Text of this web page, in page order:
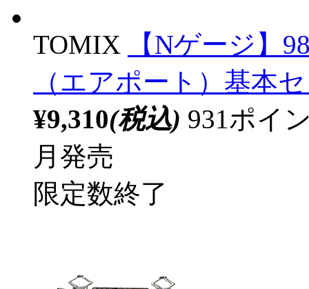
TOMIX
【Nゲージ】
（エアポート）基本
¥9,310(税込) 931ポイ
月発売
限定数終了